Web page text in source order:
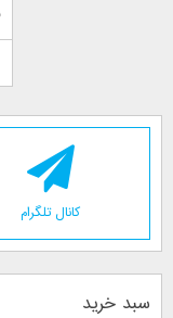
کانال تلگرام
سبد خرید